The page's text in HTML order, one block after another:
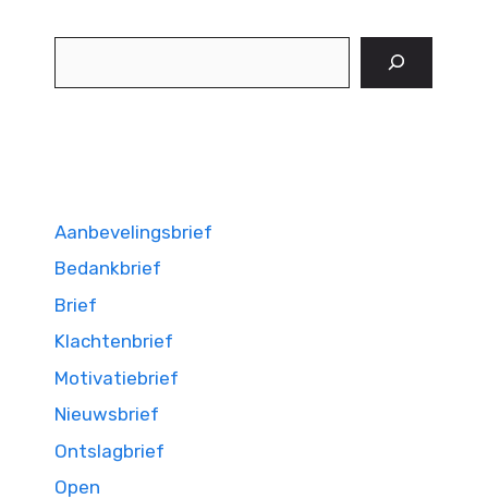
Aanbevelingsbrief
Bedankbrief
Brief
Klachtenbrief
Motivatiebrief
Nieuwsbrief
Ontslagbrief
Open